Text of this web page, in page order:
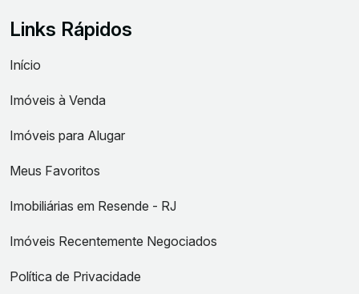
Links Rápidos
Início
Imóveis à Venda
Imóveis para Alugar
Meus Favoritos
Imobiliárias em Resende - RJ
Imóveis Recentemente Negociados
Política de Privacidade